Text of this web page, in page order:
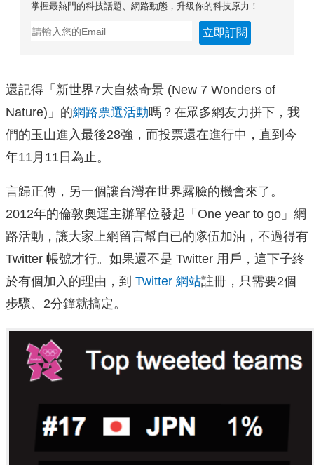
掌握最熱門的科技話題、網路動態，升級你的科技原力！
立即訂閱
還記得「新世界7大自然奇景 (New 7 Wonders of
Nature)」的網路票選活動嗎？在眾多網友力拼下，我
們的玉山進入最後28強，而投票還在進行中，直到今
年11月11日為止。
言歸正傳，另一個讓台灣在世界露臉的機會來了。
2012年的倫敦奧運主辦單位發起「One year to go」網
路活動，讓大家上網留言幫自已的隊伍加油，不過得有
Twitter 帳號才行。如果還不是 Twitter 用戶，這下子終
於有個加入的理由，到 Twitter 網站註冊，只需要2個
步驟、2分鐘就搞定。